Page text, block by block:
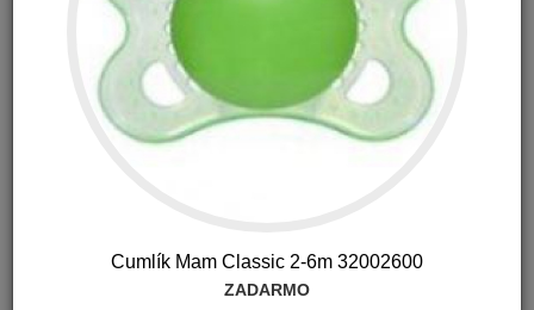
Na sklade 1-2 ks (U vás do 48 hodín)
68.60 s DPH
Cumlík Mam Classic 2-6m 32002600
ZADARMO